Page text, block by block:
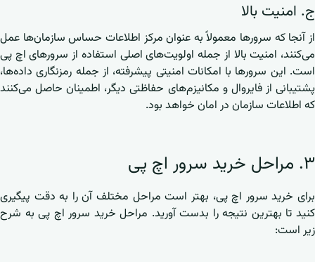
ج. امنیت بالا
از آنجا که سرورها معمولاً به عنوان مرکز اطلاعات حساس سازمان‌ها عمل
می‌کنند، امنیت بالا از جمله اولویت‌های اصلی استفاده از سرورهای اچ پی
است. این سرورها با امکانات امنیتی پیشرفته، از جمله رمزنگاری داده‌ها،
پشتیبانی از فایروال و مکانیزم‌های حفاظتی دیگر، اطمینان حاصل می‌کنند
که اطلاعات سازمان در امان خواهد بود.
۳. مراحل خرید سرور اچ پی
برای خرید سرور اچ پی، بهتر است مراحل مختلف آن را به دقت پیگیری
کنید تا بهترین نتیجه را بدست آورید. مراحل خرید سرور اچ پی به شرح
زیر است: